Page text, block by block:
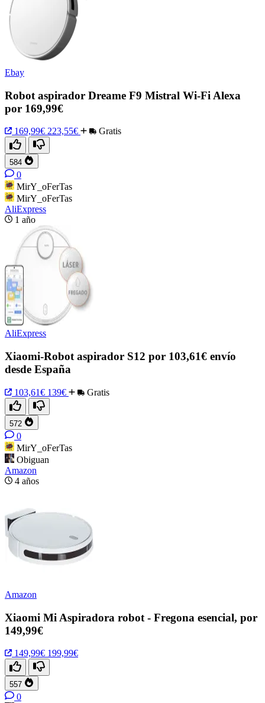
Ebay
Robot aspirador Dreame F9 Mistral Wi-Fi Alexa
por 169,99€
169,99€ 223,55€ Gratis
584
0
MirY_oFerTas
MirY_oFerTas
AliExpress
1 año
AliExpress
Xiaomi-Robot aspirador S12 por 103,61€ envío
desde España
103,61€ 139€ Gratis
572
0
MirY_oFerTas
Obiguan
Amazon
4 años
Amazon
Xiaomi Mi Aspiradora robot - Fregona esencial, por
149,99€
149,99€ 199,99€
557
0